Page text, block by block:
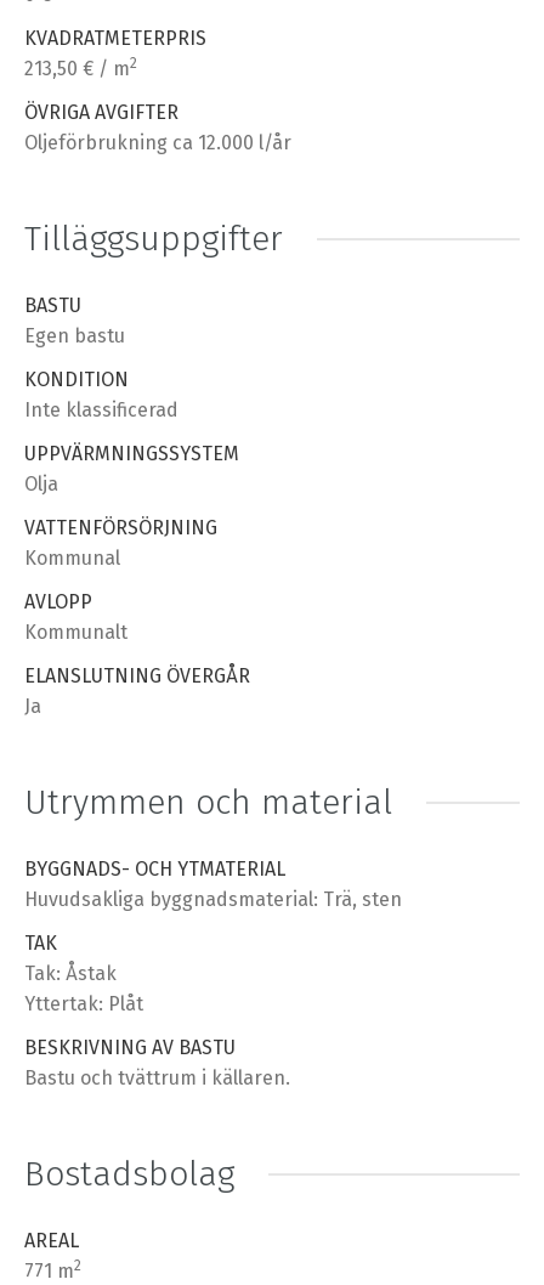
KVADRATMETERPRIS
213,50 € / m2
ÖVRIGA AVGIFTER
Oljeförbrukning ca 12.000 l/år
Tilläggsuppgifter
BASTU
Egen bastu
KONDITION
Inte klassificerad
UPPVÄRMNINGSSYSTEM
Olja
VATTENFÖRSÖRJNING
Kommunal
AVLOPP
Kommunalt
ELANSLUTNING ÖVERGÅR
Ja
Utrymmen och material
BYGGNADS- OCH YTMATERIAL
Huvudsakliga byggnadsmaterial: Trä, sten
TAK
Tak: Åstak
Yttertak: Plåt
BESKRIVNING AV BASTU
Bastu och tvättrum i källaren.
Bostadsbolag
AREAL
771 m2